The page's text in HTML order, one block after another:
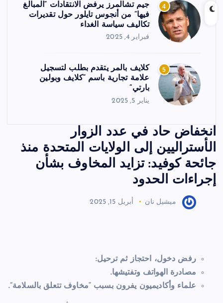
4
جيم تشالمرز يرفض الانتقادات “المبالغ
فيها” من أنجوس تايلور حول تقديرات
تكاليف سياسة الغداء
فبراير 4, 2025
5
كلايف بالمر يتقدم بطلب لتسجيل
علامة تجارية باسم “كلايف وبولين
بارتي”
يناير 5, 2025
انخفاض حاد في عدد الزوار
الأستراليين إلى الولايات المتحدة منذ
جائحة كوفيد: تزايد المخاوف بشأن
إجراءات الحدود
ميشيل نان أبريل 15, 2025
رفض دخول، احتجاز ثم ترحيل:
مصادرة الهواتف وتفتيشها.
علماء وأكاديميون يفرون بسبب “مخاوف تتعلق بالسلامة”.